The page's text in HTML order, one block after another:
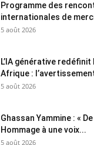
Programme des
internationales de
5 août 2026
L’IA générative
Afrique : l’avertissement
5 août 2026
Ghassan Yammine : «
Hommage à une voix...
5 août 2026